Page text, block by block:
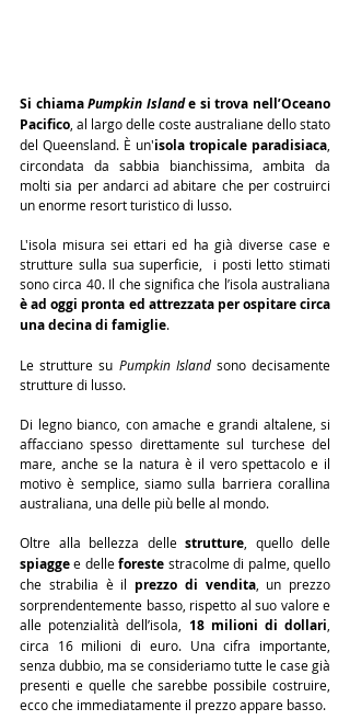
Si chiama Pumpkin Island e si trova nell’Oceano
Pacifico , al largo delle coste australiane dello stato
del Queensland. È un'isola tropicale paradisiaca
circondata da sabbia bianchissima, ambita da
molti sia per andarci ad abitare che per costruirci
un enorme resort turistico di lusso.
L'isola misura sei ettari ed ha già diverse case e
strutture sulla sua superficie,  i posti letto stimati
è ad oggi pronta ed attrezzata per ospitare circa
una decina di famiglie.
Le strutture su Pumpkin Island sono decisamente
strutture di lusso.
Di legno bianco, con amache e grandi altalene, si
affacciano spesso direttamente sul turchese del
mare, anche se la natura è il vero spettacolo e il
motivo è semplice, siamo sulla barriera corallina
australiana, una delle più belle al mondo.
Oltre alla bellezza delle strutture
spiagge e delle foreste stracolme di palme, quello
che strabilia è il prezzo di vendita, un prezzo
sorprendentemente basso, rispetto al suo valore e
alle potenzialità dell’isola, 18 milioni di dollari
circa 16 milioni di euro. Una cifra importante,
senza dubbio, ma se consideriamo tutte le case già
presenti e quelle che sarebbe possibile costruire,
ecco che immediatamente il prezzo appare basso.